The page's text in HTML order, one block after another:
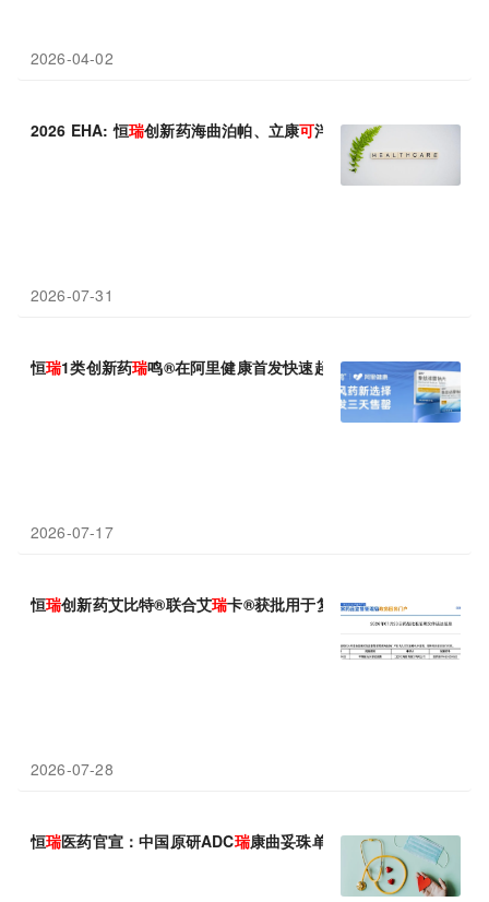
2026-04-02
2026 EHA: 恒瑞创新药海曲泊帕、立康可泮、泽美妥司他等10余
2026-07-31
恒瑞1类创新药瑞鸣®在阿里健康首发快速起量，创新药院外商业
2026-07-17
恒瑞创新药艾比特®联合艾瑞卡®获批用于复发或转移性宫颈癌一
2026-07-28
恒瑞医药官宣：中国原研ADC瑞康曲妥珠单抗首个乳腺癌适应症正